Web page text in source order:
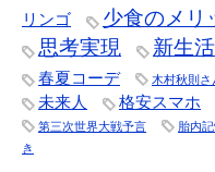
リンゴ
少食のメリ
思考実現
新生
春夏コーデ 木村秋則さ
未来人
格安スマホ
第三次世界大戦予言 胎内
き